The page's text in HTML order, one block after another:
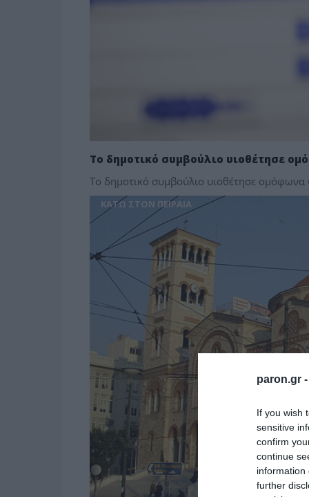
paron.gr -
If you wish
sensitive
confirm
continue
information
further
Το δημοτικό συμβούλιο υιοθέτησε
Το δημοτικό συμβούλιο υιοθέτησε
ΚΑΤΩ ΣΤΟΝ ΠΕΙΡΑΙΑ